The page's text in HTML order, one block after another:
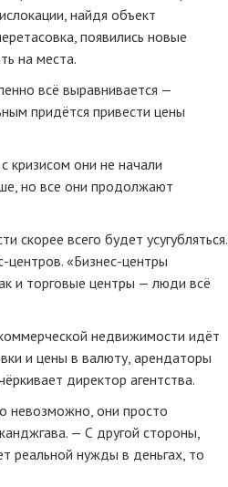
найдя объект
появились новые
на места.
всё выравнивается —
придётся привести цены
кризисом они не начали
но все они продолжают
всего будет усугубляться.
центров. «Бизнес-центры
и торговые центры — люди всё
недвижимости идёт
и цены в валюту, арендаторы
директор агентства.
невозможно, они просто
— С другой стороны,
реальной нужды в деньгах, то